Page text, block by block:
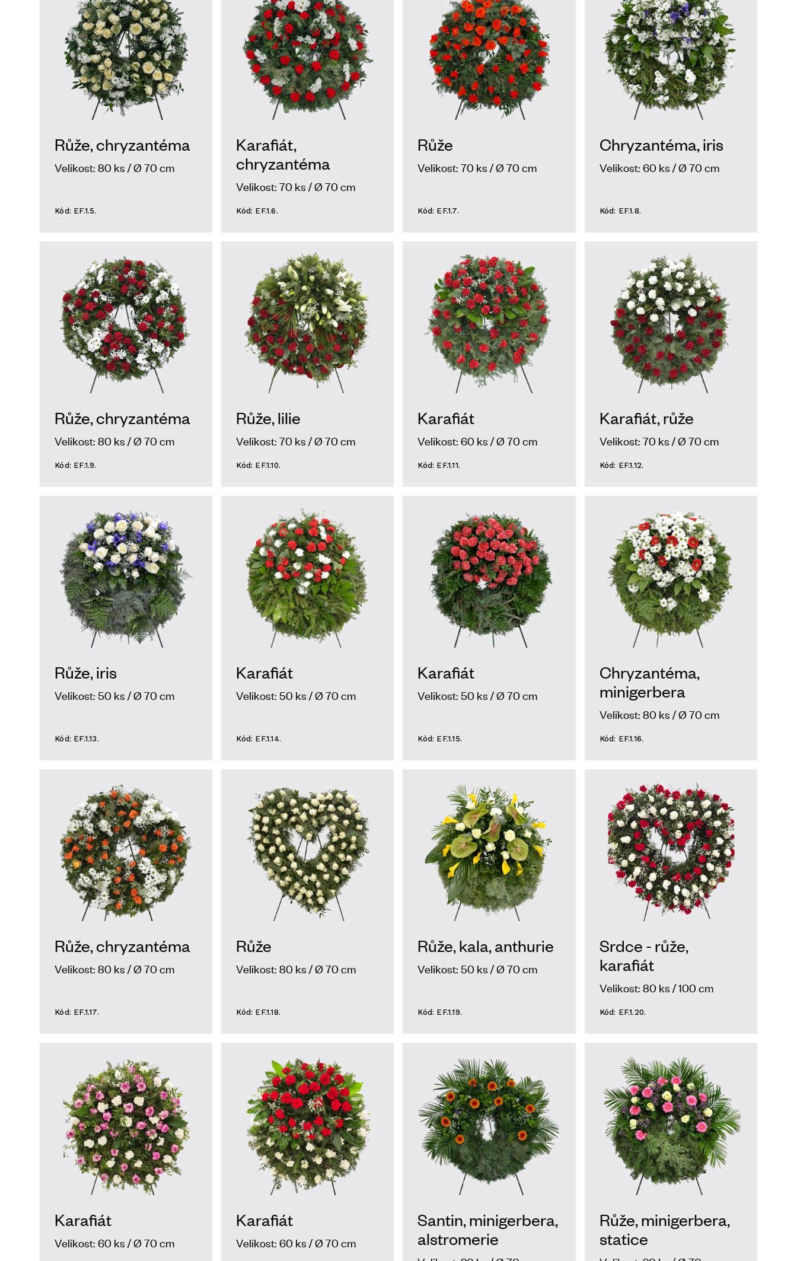
Růže, chryzantéma
Velikost: 80 ks / Ø 70 cm
Kód: EF.1.5.
Karafiát,
chryzantéma
Velikost: 70 ks / Ø 70 cm
Kód: EF.1.6.
Růže
Velikost: 70 ks / Ø 70 cm
Kód: EF.1.7.
Chryzantéma, iris
Velikost: 60 ks / Ø 70 cm
Kód: EF.1.8.
Růže, chryzantéma
Velikost: 80 ks / Ø 70 cm
Kód: EF.1.9.
Růže, lilie
Velikost: 70 ks / Ø 70 cm
Kód: EF.1.10.
Karafiát
Velikost: 60 ks / Ø 70 cm
Kód: EF.1.11.
Karafiát, růže
Velikost: 70 ks / Ø 70 cm
Kód: EF.1.12.
Růže, iris
Velikost: 50 ks / Ø 70 cm
Kód: EF.1.13.
Karafiát
Velikost: 50 ks / Ø 70 cm
Kód: EF.1.14.
Karafiát
Velikost: 50 ks / Ø 70 cm
Kód: EF.1.15.
Chryzantéma,
minigerbera
Velikost: 80 ks / Ø 70 cm
Kód: EF.1.16.
Růže, chryzantéma
Velikost: 80 ks / Ø 70 cm
Kód: EF.1.17.
Růže
Velikost: 80 ks / Ø 70 cm
Kód: EF.1.18.
Růže, kala, anthurie
Velikost: 50 ks / Ø 70 cm
Kód: EF.1.19.
Srdce - růže,
karafiát
Velikost: 80 ks / 100 cm
Kód: EF.1.20.
Karafiát
Velikost: 60 ks / Ø 70 cm
Karafiát
Velikost: 60 ks / Ø 70 cm
Santin, minigerbera,
alstromerie
Růže, minigerbera,
statice